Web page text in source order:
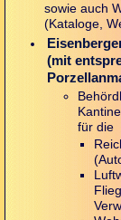
sowie auch
(Kataloge,
(mit
für die